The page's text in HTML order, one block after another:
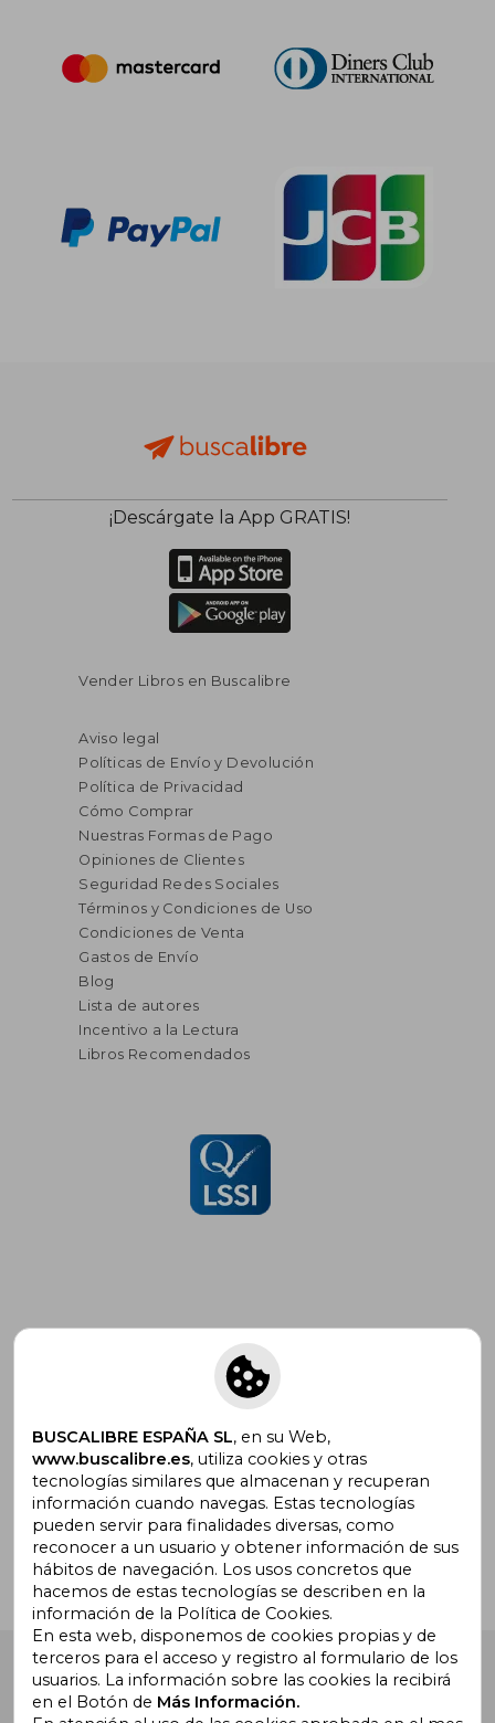
¡Descárgate la App GRATIS!
Vender Libros en Buscalibre
Aviso legal
Políticas de Envío y Devolución
Política de Privacidad
Cómo Comprar
Nuestras Formas de Pago
Opiniones de Clientes
Seguridad Redes Sociales
Términos y Condiciones de Uso
Condiciones de Venta
Gastos de Envío
Blog
Lista de autores
Incentivo a la Lectura
Libros Recomendados
Suscríbete para recibir ofertas y
promociones
¿Necesitas ayuda?
Buscalibre España . Calle Energía, 65, Nave 3 (08940),
Cornellà de Llobregat, Barcelona. Derechos Reservados.
BUSCALIBRE ESPAÑA SL, en su Web,
www.buscalibre.es, utiliza cookies y otras
tecnologías similares que almacenan y recuperan
información cuando navegas. Estas tecnologías
pueden servir para finalidades diversas, como
reconocer a un usuario y obtener información de sus
hábitos de navegación. Los usos concretos que
hacemos de estas tecnologías se describen en la
información de la Política de Cookies.
En esta web, disponemos de cookies propias y de
terceros para el acceso y registro al formulario de los
usuarios. La información sobre las cookies la recibirá
en el Botón de Más Información.